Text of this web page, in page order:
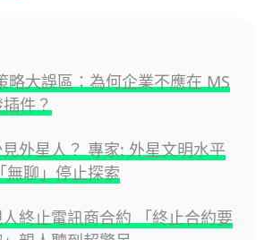
大誤區：為何企業不應在 MS
件？
外星人？ 專家: 外星文明水平
無聊」停止探索
終止電訊商合約 「終止合約要